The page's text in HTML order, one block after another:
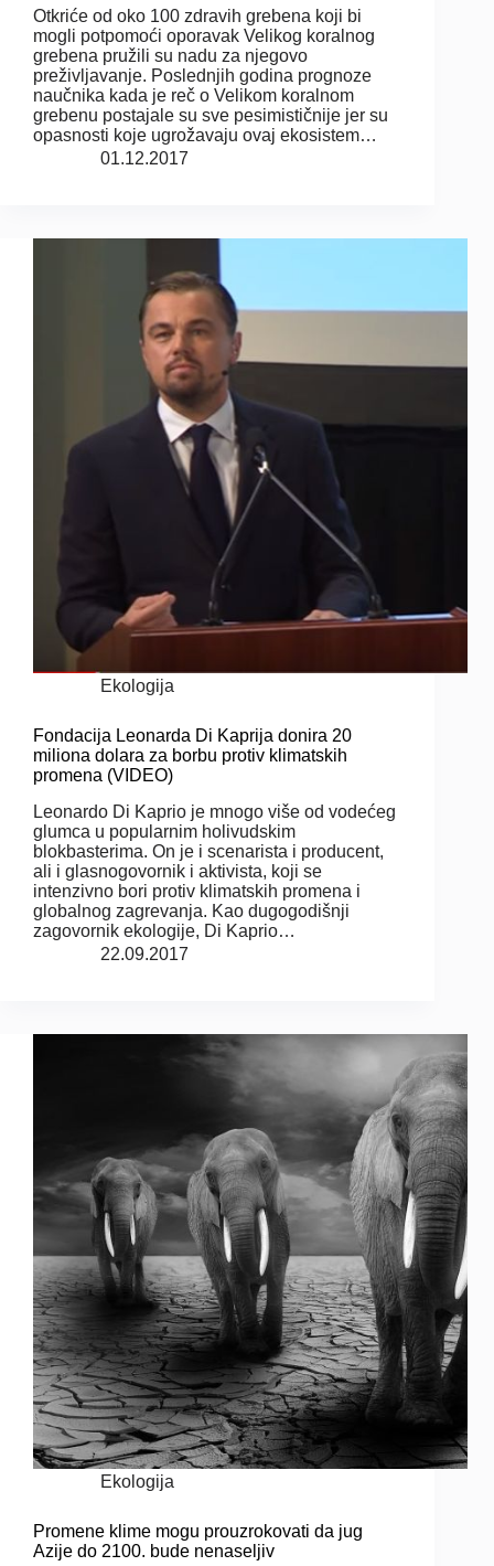
Otkriće od oko 100 zdravih grebena koji bi
mogli potpomoći oporavak Velikog koralnog
grebena pružili su nadu za njegovo
preživljavanje. Poslednjih godina prognoze
naučnika kada je reč o Velikom koralnom
grebenu postajale su sve pesimističnije jer su
opasnosti koje ugrožavaju ovaj ekosistem…
01.12.2017
Ekologija
Fondacija Leonarda Di Kaprija donira 20
miliona dolara za borbu protiv klimatskih
promena (VIDEO)
Leonardo Di Kaprio je mnogo više od vodećeg
glumca u popularnim holivudskim
blokbasterima. On je i scenarista i producent,
ali i glasnogovornik i aktivista, koji se
intenzivno bori protiv klimatskih promena i
globalnog zagrevanja. Kao dugogodišnji
zagovornik ekologije, Di Kaprio…
22.09.2017
Ekologija
Promene klime mogu prouzrokovati da jug
Azije do 2100. bude nenaseljiv